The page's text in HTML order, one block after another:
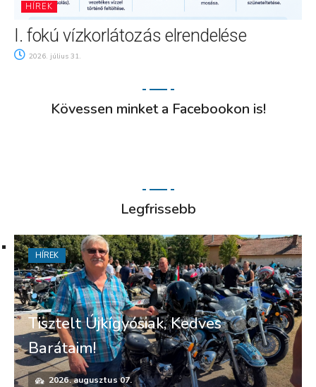
HÍREK
I. fokú vízkorlátozás elrendelése
2026. július 31.
Kövessen minket a Facebookon is!
Legfrissebb
Tisztelt Újkígyósiak, Kedves
Barátaim!
2026. augusztus 07.
HÍREK